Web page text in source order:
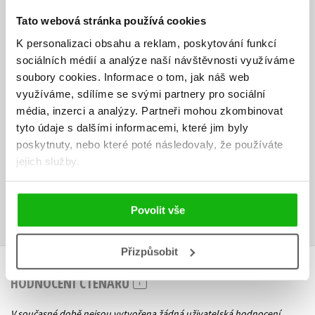
Tato webová stránka používá cookies
K personalizaci obsahu a reklam, poskytování funkcí
sociálních médií a analýze naší návštěvnosti využíváme
soubory cookies. Informace o tom, jak náš web
využíváme, sdílíme se svými partnery pro sociální
média, inzerci a analýzy. Partneři mohou zkombinovat
tyto údaje s dalšími informacemi, které jim byly
poskytnuty, nebo které poté následovaly, že používáte
jejich služby.
Povolit vše
Přizpůsobit
http://knihy.cpress.cz/k1426.
O autorovi:
Charles Wyke-Smith se věnuje tvorbě webových stránek od roku
1994. Jako konzultant webdesignu spolupracoval s takovými
společnostmi jako jsou Wells Fargo, ESPN Videogames či University of
California. Mimo svých pracovních povinnosti se věnuje také
přednášení na konferencích.
Ke stažení
Obsah.pdf Errata.pdf Zdroje.zip
HODNOCENÍ ČTENÁŘŮ